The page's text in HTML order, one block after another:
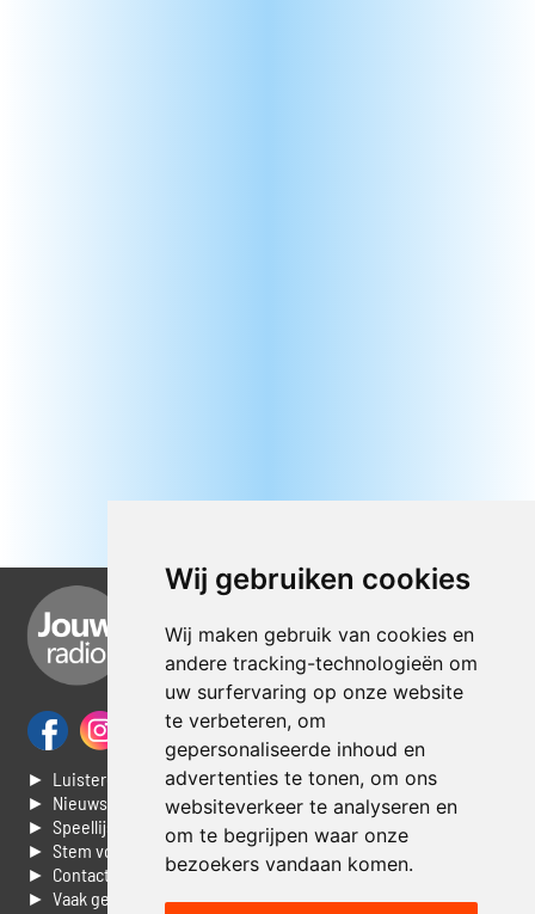
Wij gebruiken cookies
Wij maken gebruik van cookies en
andere tracking-technologieën om
uw surfervaring op onze website
te verbeteren, om
gepersonaliseerde inhoud en
advertenties te tonen, om ons
websiteverkeer te analyseren en
om te begrijpen waar onze
bezoekers vandaan komen.
► Luisteren naar Jouwradio
► Nieuws
► Speellijst
► Stem voor de Dag top 3
► Contacteer ons
► Vaak gestelde vragen